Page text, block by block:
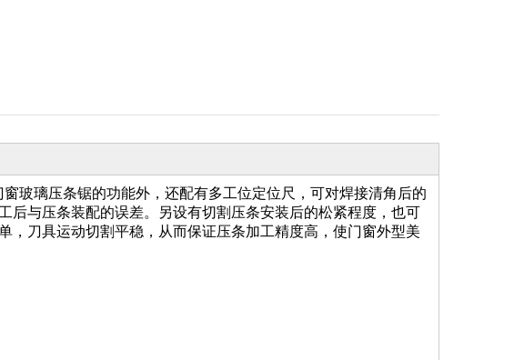
玻璃压条锯的功能外，还配有多工位定位尺，可对焊接清角后的
后与压条装配的误差。另设有切割压条安装后的松紧程度，也可
，刀具运动切割平稳，从而保证压条加工精度高，使门窗外型美